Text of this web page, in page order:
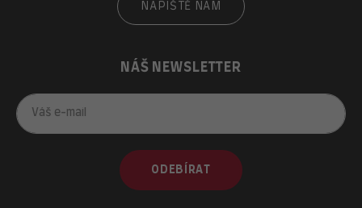
NAPIŠTĚ NÁM
NÁŠ NEWSLETTER
ODEBÍRAT